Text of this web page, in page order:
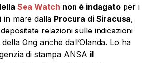
Sea Watch non è indagato per i
in mare dalla Procura di Siracusa,
relazioni sulle indicazioni
Ong anche dall’Olanda. Lo ha
di stampa ANSA il